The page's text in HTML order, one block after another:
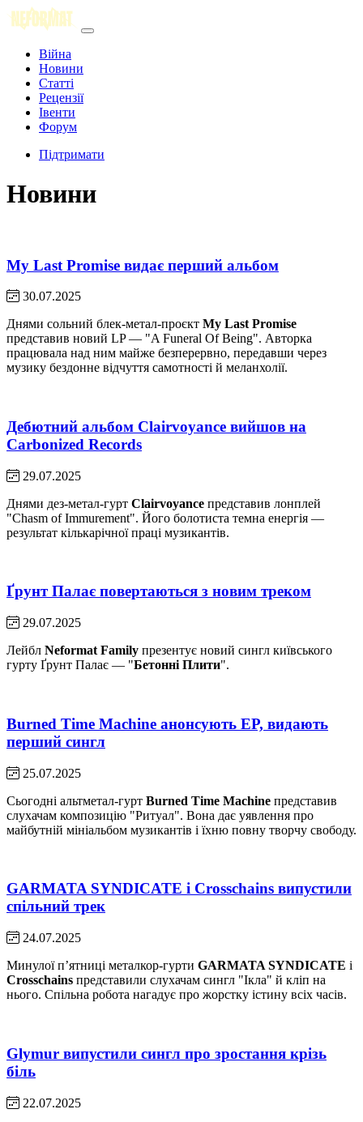
Війна
Новини
Статті
Рецензії
Івенти
Форум
Підтримати
Новини
My Last Promise видає перший альбом
30.07.2025
Днями сольний блек-метал-проєкт My Last Promise
представив новий LP — "A Funeral Of Being". Авторка
працювала над ним майже безперервно, передавши через
музику бездонне відчуття самотності й меланхолії.
Дебютний альбом Clairvoyance вийшов на
Carbonized Records
29.07.2025
Днями дез-метал-гурт Clairvoyance представив лонплей
"Chasm of Immurement". Його болотиста темна енергія —
результат кількарічної праці музикантів.
Ґрунт Палає повертаються з новим треком
29.07.2025
Лейбл Neformat Family презентує новий сингл київського
гурту Ґрунт Палає — "Бетонні Плити".
Burned Time Machine анонсують EP, видають
перший сингл
25.07.2025
Сьогодні альтметал-гурт Burned Time Machine представив
слухачам композицію "Ритуал". Вона дає уявлення про
майбутній мініальбом музикантів і їхню повну творчу свободу.
GARMATA SYNDICATE і Crosschains випустили
спільний трек
24.07.2025
Минулої пʼятниці металкор-гурти GARMATA SYNDICATE і
Crosschains представили слухачам сингл "Ікла" й кліп на
нього. Спільна робота нагадує про жорстку істину всіх часів.
Glymur випустили сингл про зростання крізь
біль
22.07.2025